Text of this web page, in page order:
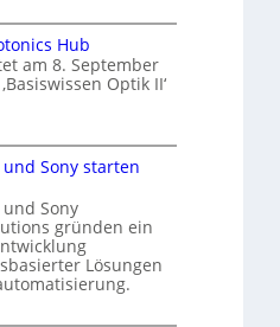
Hub
am 8. September
Optik II‘
Sony starten
Sony
gründen ein
Lösungen